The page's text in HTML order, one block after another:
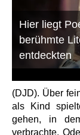
Hier liegt
berühmte
entdeckten
(DJD). Über
als Kind
gehen, in
verbrachte.